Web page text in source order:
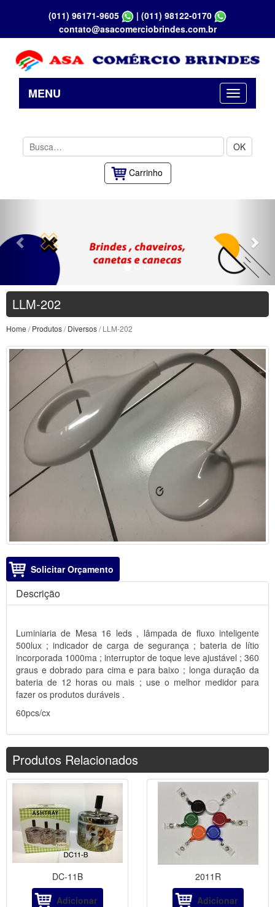
(011) 96171-9605 | (011) 98122-0170
contato@asacomerciobrindes.com.br
MENU
OK
Carrinho
LLM-202
Home /Produtos/Diversos/ LLM-202
Solicitar Orçamento
Descrição
Luminiaria de Mesa 16 leds , lâmpada de fluxo inteligente
500lux ; indicador de carga de segurança ; bateria de lítio
incorporada 1000ma ; interruptor de toque leve ajustável ; 360
graus e dobrado para cima e para baixo ; longa duração da
bateria de 12 horas ou mais ; use o melhor medidor para
fazer os produtos duráveis .
60pcs/cx
Produtos Relacionados
DC-11B
Adicionar
2011R
Adicionar